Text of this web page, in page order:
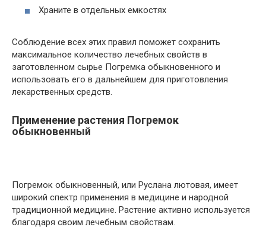
Храните в отдельных емкостях
Соблюдение всех этих правил поможет сохранить
максимальное количество лечебных свойств в
заготовленном сырье Погремка обыкновенного и
использовать его в дальнейшем для приготовления
лекарственных средств.
Применение растения Погремок
обыкновенный
Погремок обыкновенный, или Руслана лютовая, имеет
широкий спектр применения в медицине и народной
традиционной медицине. Растение активно используется
благодаря своим лечебным свойствам.